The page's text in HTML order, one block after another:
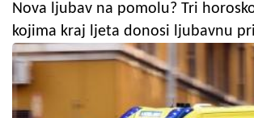
Nova ljubav na pomolu? Tri
kojima kraj ljeta donosi ljubavnu